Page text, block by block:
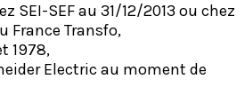
SEI-SEF au 31/12/2013 ou chez
France Transfo,
1978,
Electric au moment de